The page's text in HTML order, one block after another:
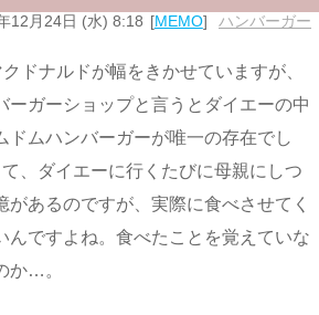
12月24日 (水) 8:18 MEMO ハンバーガー
ドナルドが幅をきかせていますが、
ーガーショップと言うとダイエーの中
ドムハンバーガーが唯一の存在でし
、ダイエーに行くたびに母親にしつ
があるのですが、実際に食べさせてく
んですよね。食べたことを覚えていな
か…。